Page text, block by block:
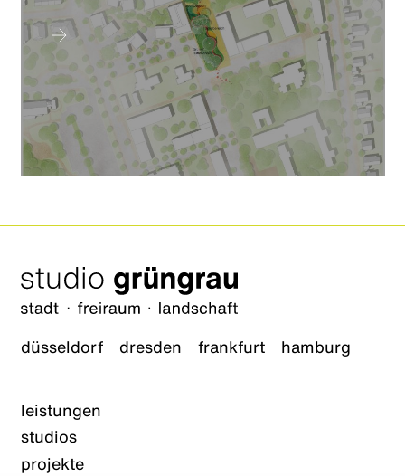
düsseldorf dresden frankfurt hamburg
leistungen
studios
projekte